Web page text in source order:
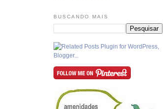
BUSCANDO MAIS